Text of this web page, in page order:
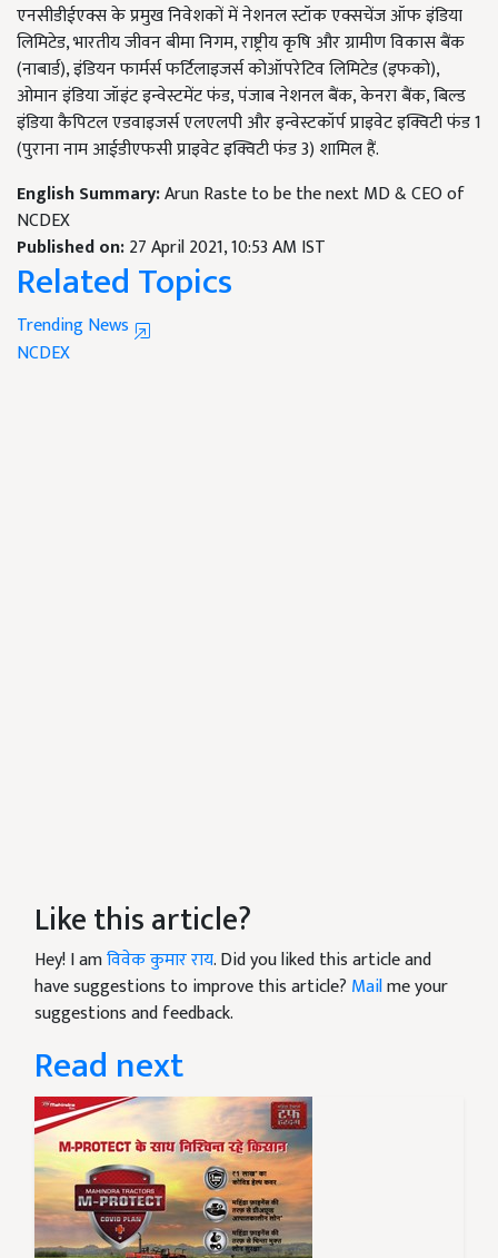
एनसीडीईएक्स के प्रमुख निवेशकों में नेशनल स्टॉक एक्सचेंज ऑफ इंडिया
लिमिटेड, भारतीय जीवन बीमा निगम, राष्ट्रीय कृषि और ग्रामीण विकास बैंक
(नाबार्ड), इंडियन फार्मर्स फर्टिलाइजर्स कोऑपरेटिव लिमिटेड (इफको),
ओमान इंडिया जॉइंट इन्वेस्टमेंट फंड, पंजाब नेशनल बैंक, केनरा बैंक, बिल्ड
इंडिया कैपिटल एडवाइजर्स एलएलपी और इन्वेस्टकॉर्प प्राइवेट इक्विटी फंड 1
(पुराना नाम आईडीएफसी प्राइवेट इक्विटी फंड 3) शामिल हैं.
English Summary:Arun Raste to be the next MD & CEO of
NCDEX
Published on:27 April 2021, 10:53 AM IST
Related Topics
Trending News
NCDEX
Like this article?
Hey! I amविवेक कुमार राय. Did you liked this article and
have suggestions to improve this article? Mailme your
suggestions and feedback.
Read next